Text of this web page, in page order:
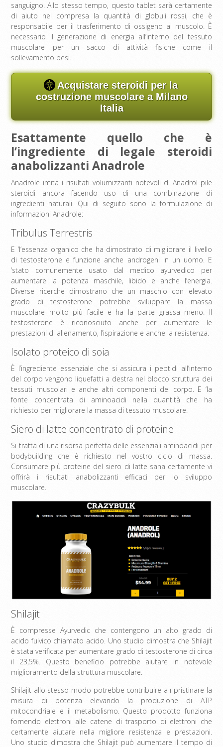
sanguigno. Allo stesso tempo, questo tablet sarà certamente
di aiuto nel compresa la quantità di globuli rossi, che è
responsabile per il trasferimento di ossigeno al muscolo. È
necessario il generazione di energia all’interno del tessuto
muscolare per un sacco di attività fisiche come il
sollevamento pesi.
Acquistare steroidi per la
costruzione muscolare a Milano
Italia
Esattamente quello che è
l’ingrediente di legale steroidi
anabolizzanti Anadrole
Anadrole imita i risultati volumizzanti notevoli di Anadrol pile
steroidi ancora facendo uso di una combinazione di
ingredienti naturali. Qui di seguito sono la formulazione di
informazioni Anadrole:
Tribulus Terrestris
E ‘l’essenza organico che ha dimostrato di migliorare il livello
di testosterone e funzione anche androgeni in un uomo. E
‘stato comunemente usato dal medico ayurvedico per
aumentare la potenza maschile, libido e anche l’energia.
Diverse ricerche dimostrano che un maschio con elevato
grado di testosterone potrebbe sviluppare la massa
muscolare molto più facile e ha la parte grassa meno. Il
testosterone è riconosciuto anche per aumentare le
prestazioni di allenamento, l’ispirazione e anche la resistenza.
Isolato proteico di soia
È l’ingrediente essenziale che si assicura i peptidi all’interno
del corpo vengono liquefatti a destra nel blocco struttura dei
tessuti muscolari e anche altri componenti del corpo. E ‘la
fonte concentrata di aminoacidi nella quantità che ha
richiesto per migliorare la massa di tessuto muscolare.
Siero di latte concentrato di proteine
Si tratta di una risorsa perfetta delle essenziali aminoacidi per
bodybuilding che è richiesto nel vostro ciclo di massa.
Consumare più proteine ​​del siero di latte sana certamente vi
offrirà i risultati anabolizzanti efficaci per lo sviluppo
muscolare.
Shilajit
È compresse Ayurvedic che contengono un alto grado di
acido fulvico chiamato acido. Uno studio dimostra che Shilajit
è stata verificata per aumentare grado di testosterone di circa
il 23,5%. Questo beneficio potrebbe aiutare in notevole
miglioramento della struttura muscolare.
Shilajit allo stesso modo potrebbe contribuire a ripristinare la
misura di potenza elevando la produzione di ATP
mitocondriale e il metabolismo. Questo prodotto funziona
fornendo elettroni alle catene di trasporto di elettroni che
certamente aiutare nella migliore resistenza e prestazioni.
Uno studio dimostra che Shilajit può aumentare il tempo di